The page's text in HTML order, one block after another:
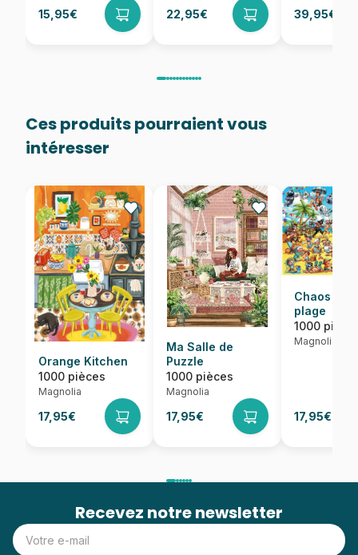
15,95€ 22,95€ 39,95€
Ces produits pourraient vous
intéresser
Orange Kitchen
1000 pièces
Magnolia
17,95€
Ma Salle de
Puzzle
1000 pièces
Magnolia
17,95€
Chaos sur
plage
1000
Magnolia
17,95€
Recevez notre newsletter